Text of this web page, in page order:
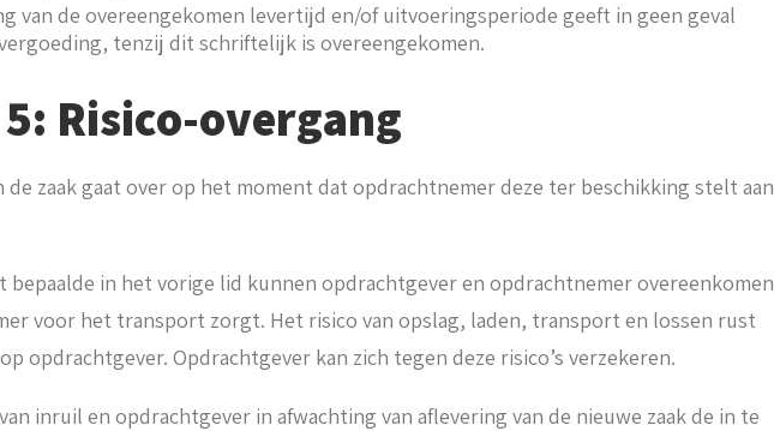
van de overeengekomen levertijd en/of uitvoeringsperiode geeft in geen geval
tenzij dit schriftelijk is overeengekomen.
Risico-overgang
de zaak gaat over op het moment dat opdrachtnemer deze ter beschikking stelt aan
bepaalde in het vorige lid kunnen opdrachtgever en opdrachtnemer overeenkomen
voor het transport zorgt. Het risico van opslag, laden, transport en lossen rust
opdrachtgever. Opdrachtgever kan zich tegen deze risico’s verzekeren.
inruil en opdrachtgever in afwachting van aflevering van de nieuwe zaak de in te